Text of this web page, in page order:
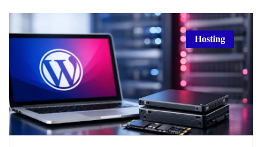
Hosting